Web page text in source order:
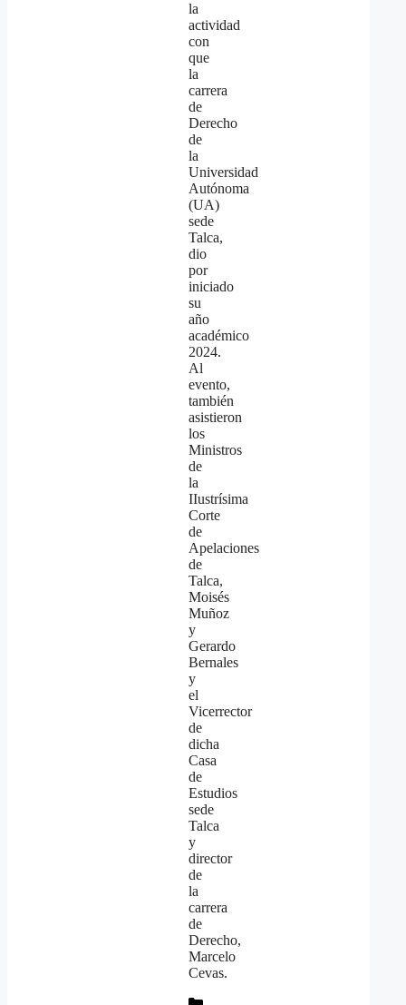
la
actividad
con
que
la
carrera
de
Derecho
de
la
Universidad
Autónoma
(UA)
sede
Talca,
dio
por
iniciado
su
año
académico
2024.
Al
evento,
también
asistieron
los
Ministros
de
la
IIustrísima
Corte
de
Apelaciones
de
Talca,
Moisés
Muñoz
y
Gerardo
Bernales
y
el
Vicerrector
de
dicha
Casa
de
Estudios
sede
Talca
y
director
de
la
carrera
de
Derecho,
Marcelo
Cevas.